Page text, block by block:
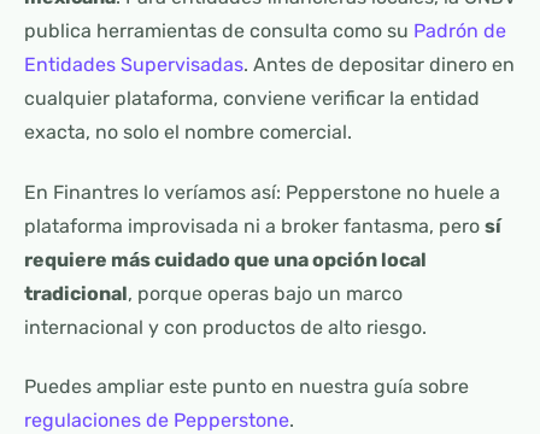
publica herramientas de consulta como su Padrón de
Entidades Supervisadas. Antes de depositar dinero en
cualquier plataforma, conviene verificar la entidad
exacta, no solo el nombre comercial.
En Finantres lo veríamos así: Pepperstone no huele a
plataforma improvisada ni a broker fantasma, pero sí
requiere más cuidado que una opción local
tradicional, porque operas bajo un marco
internacional y con productos de alto riesgo.
Puedes ampliar este punto en nuestra guía sobre
regulaciones de Pepperstone.